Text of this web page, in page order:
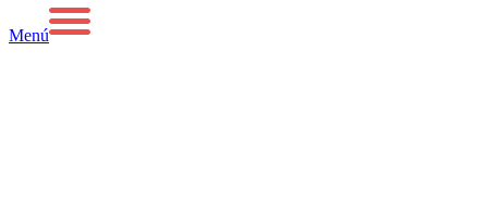
Menú